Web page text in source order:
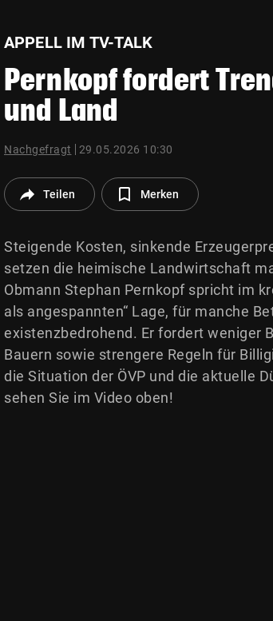
APPELL IM TV-TALK
Pernkopf fordert
und Land
Nachgefragt 29.05.2026 10:30
Teilen Merken
Steigende Kosten, sinkende
setzen die heimische Landwirtschaft
Obmann Stephan Pernkopf spricht im
als angespannten“ Lage, für manche
existenzbedrohend. Er fordert weniger
Bauern sowie strengere Regeln für
die Situation der ÖVP und die aktuelle
sehen Sie im Video oben!